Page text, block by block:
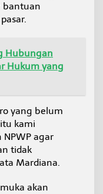
bantuan
Hubungan
Hukum yang
yang belum
kami
agar
tidak
Mardiana.
akan